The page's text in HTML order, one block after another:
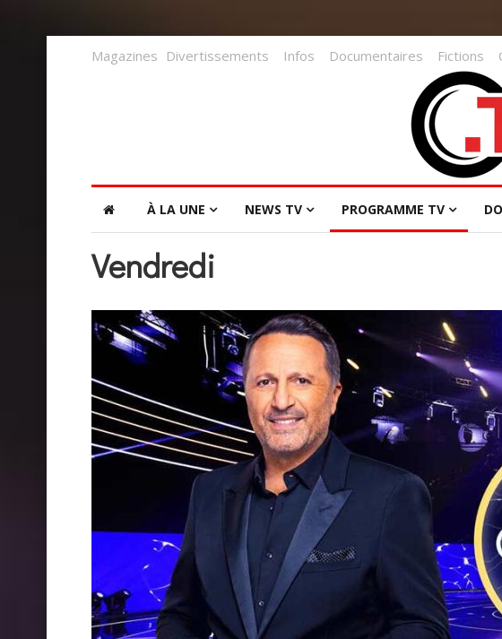
Magazines Divertissements Infos Documentaires Fictions
À LA UNE NEWS TV PROGRAMME TV
Vendredi